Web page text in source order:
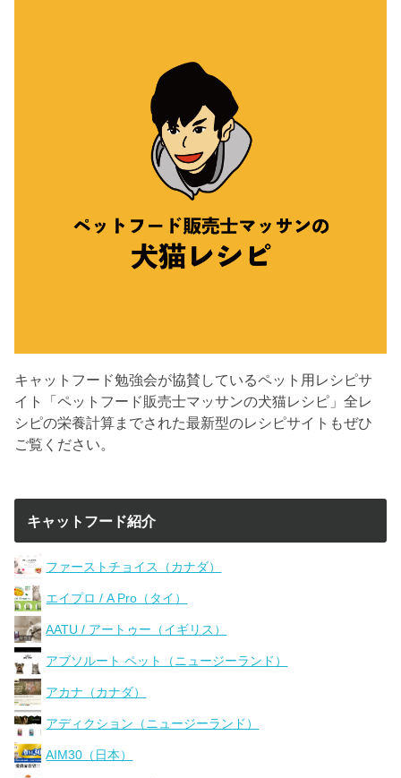
キャットフード勉強会が協賛しているペット用レシピサ
イト「ペットフード販売士マッサンの犬猫レシピ」全レ
シピの栄養計算までされた最新型のレシピサイトもぜひ
ご覧ください。
キャットフード紹介
ファーストチョイス（カナダ）
エイプロ / A Pro（タイ）
AATU / アートゥー（イギリス）
アブソルート ペット（ニュージーランド）
アカナ（カナダ）
アディクション（ニュージーランド）
AIM30（日本）